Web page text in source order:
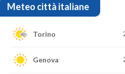
Meteo città italiane
Torino
Genova